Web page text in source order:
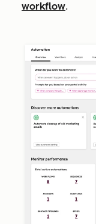
workflow.